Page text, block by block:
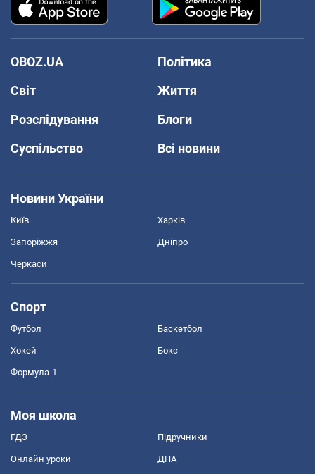
OBOZ.UA
Політика
Світ
Життя
Розслідування
Блоги
Суспільство
Всі новини
Новини України
Київ Харків
Запоріжжя Дніпро
Черкаси
Спорт
Футбол Баскетбол
Хокей Бокс
Формула-1
Моя школа
ГДЗ Підручники
Онлайн уроки ДПА